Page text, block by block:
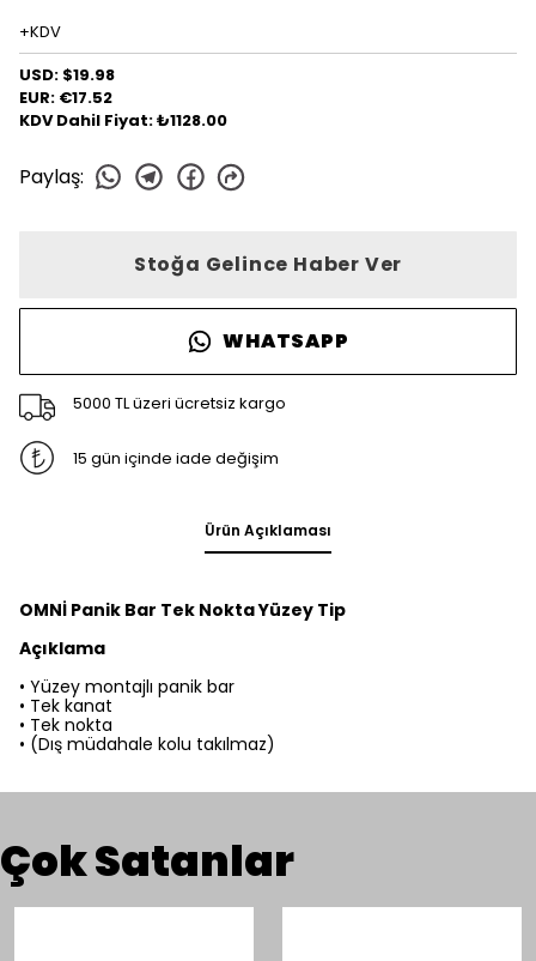
+KDV
USD: $19.98
EUR: €17.52
KDV Dahil Fiyat: ₺1128.00
Paylaş:
Stoğa Gelince Haber Ver
WHATSAPP
5000 TL üzeri ücretsiz kargo
15 gün içinde iade değişim
Ürün Açıklaması
OMNİ Panik Bar Tek Nokta Yüzey Tip
Açıklama
• Yüzey montajlı panik bar
• Tek kanat
• Tek nokta
• (Dış müdahale kolu takılmaz)
Çok Satanlar